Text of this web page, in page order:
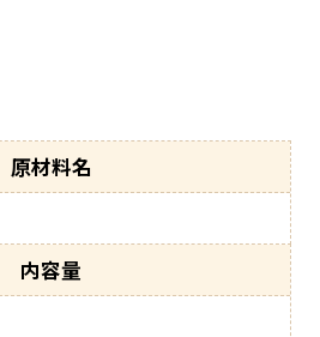
原材料名
内容量